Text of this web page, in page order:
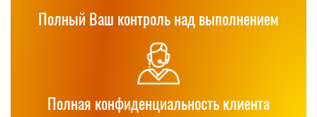
Полный Ваш контроль над выполнением
Полная конфиденциальность клиента